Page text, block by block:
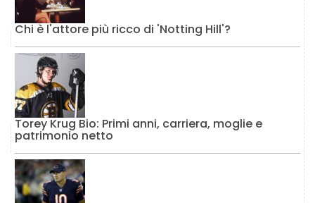
Chi è l'attore più ricco di 'Notting Hill'?
Torey Krug Bio: Primi anni, carriera, moglie e
patrimonio netto